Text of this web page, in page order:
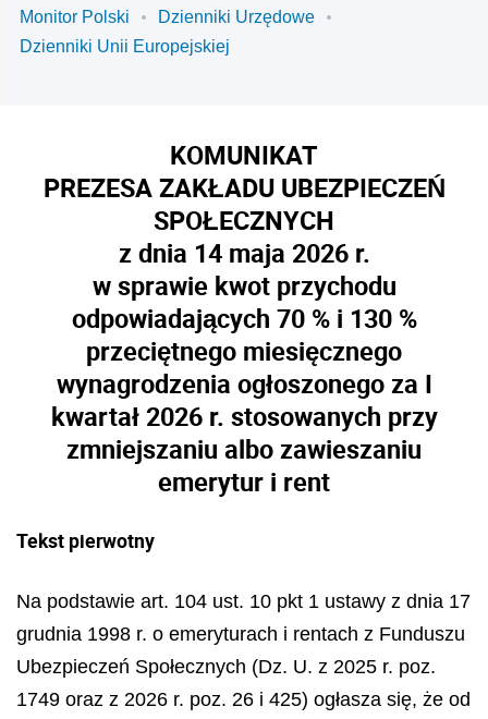
Monitor Polski
Dzienniki Urzędowe
Dzienniki Unii Europejskiej
KOMUNIKAT
PREZESA ZAKŁADU UBEZPIECZEŃ
SPOŁECZNYCH
z dnia 14 maja 2026 r.
w sprawie kwot przychodu
odpowiadających 70 % i 130 %
przeciętnego miesięcznego
wynagrodzenia ogłoszonego za I
kwartał 2026 r. stosowanych przy
zmniejszaniu albo zawieszaniu
emerytur i rent
Tekst pierwotny
Na podstawie art. 104 ust. 10 pkt 1 ustawy z dnia 17
grudnia 1998 r. o emeryturach i rentach z Funduszu
Ubezpieczeń Społecznych (Dz. U. z 2025 r. poz.
1749 oraz z 2026 r. poz. 26 i 425) ogłasza się, że od